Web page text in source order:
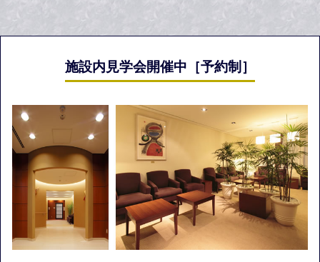
施設内見学会開催中［予約制］